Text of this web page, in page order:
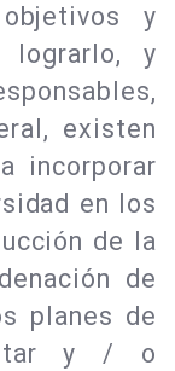
y
lograrlo, y
existen
incorporar
en los
de la
de
planes de
y / o